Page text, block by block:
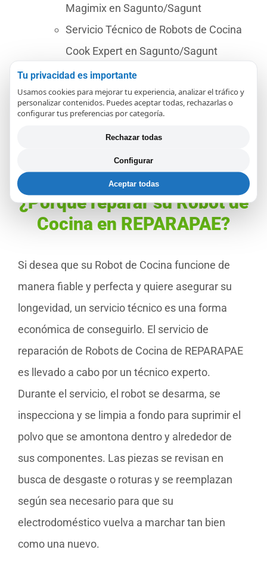
Magimix en Sagunto/Sagunt
Servicio Técnico de Robots de Cocina
Cook Expert en Sagunto/Sagunt
Servicio Técnico de Robots de Cocina
Juice Expert en Sagunto/Sagunt
Servicio Técnico de Robots de Cocina
Cecotec Mambo en Sagunto/Sagunt
¿Porqué reparar su Robot de
Cocina en REPARAPAE?
Si desea que su Robot de Cocina funcione de
manera fiable y perfecta y quiere asegurar su
longevidad, un servicio técnico es una forma
económica de conseguirlo. El servicio de
reparación de Robots de Cocina de REPARAPAE
es llevado a cabo por un técnico experto.
Durante el servicio, el robot se desarma, se
inspecciona y se limpia a fondo para suprimir el
polvo que se amontona dentro y alrededor de
sus componentes. Las piezas se revisan en
busca de desgaste o roturas y se reemplazan
según sea necesario para que su
electrodoméstico vuelva a marchar tan bien
como una nuevo.
Tu privacidad es importante
Usamos cookies para mejorar tu experiencia, analizar el tráfico y
personalizar contenidos. Puedes aceptar todas, rechazarlas o
configurar tus preferencias por categoría.
Rechazar todas
Configurar
Aceptar todas